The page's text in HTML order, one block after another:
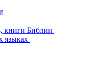
книги Библии
языках